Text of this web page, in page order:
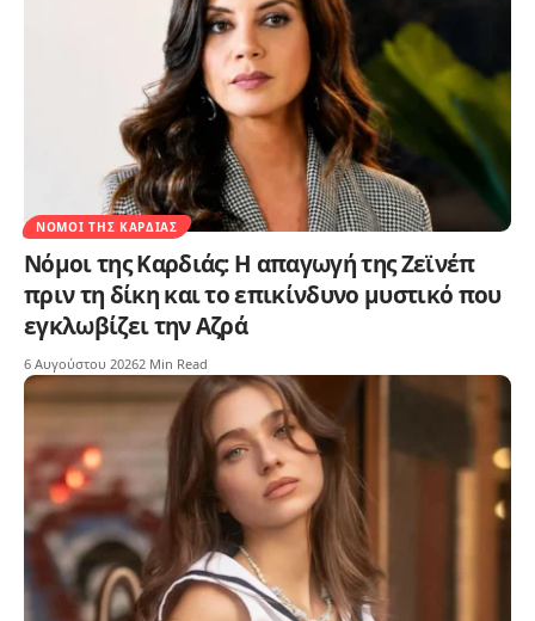
ΝΌΜΟΙ ΤΗΣ ΚΑΡΔΙΆΣ
Νόμοι της Καρδιάς: Η απαγωγή της Ζεϊνέπ
πριν τη δίκη και το επικίνδυνο μυστικό που
εγκλωβίζει την Αζρά
6 Αυγούστου 20262 Min Read